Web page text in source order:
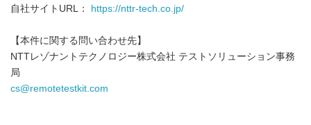
自社サイトURL： https://nttr-tech.co.jp/
【本件に関する問い合わせ先】
NTTレゾナントテクノロジー株式会社 テストソリューション事務
局
cs@remotetestkit.com